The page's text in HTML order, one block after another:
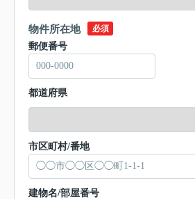
物件所在地 必須
郵便番号
都道府県
市区町村/番地
建物名/部屋番号